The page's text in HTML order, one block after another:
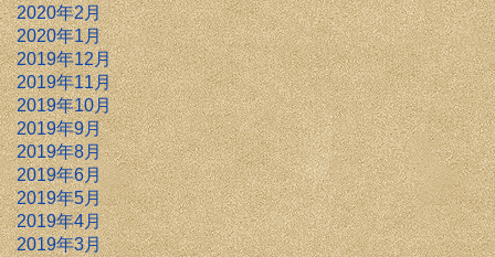
2020年2月
2020年1月
2019年12月
2019年11月
2019年10月
2019年9月
2019年8月
2019年6月
2019年5月
2019年4月
2019年3月